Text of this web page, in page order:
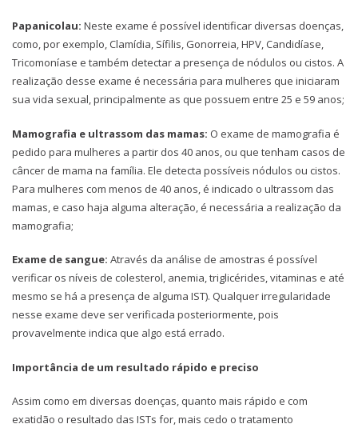
Papanicolau: Neste exame é possível identificar diversas doenças,
como, por exemplo, Clamídia, Sífilis, Gonorreia, HPV, Candidíase,
Tricomoníase e também detectar a presença de nódulos ou cistos. A
realização desse exame é necessária para mulheres que iniciaram
sua vida sexual, principalmente as que possuem entre 25 e 59 anos;
Mamografia e ultrassom das mamas: O exame de mamografia é
pedido para mulheres a partir dos 40 anos, ou que tenham casos de
câncer de mama na família. Ele detecta possíveis nódulos ou cistos.
Para mulheres com menos de 40 anos, é indicado o ultrassom das
mamas, e caso haja alguma alteração, é necessária a realização da
mamografia;
Exame de sangue: Através da análise de amostras é possível
verificar os níveis de colesterol, anemia, triglicérides, vitaminas e até
mesmo se há a presença de alguma IST). Qualquer irregularidade
nesse exame deve ser verificada posteriormente, pois
provavelmente indica que algo está errado.
Importância de um resultado rápido e preciso
Assim como em diversas doenças, quanto mais rápido e com
exatidão o resultado das ISTs for, mais cedo o tratamento